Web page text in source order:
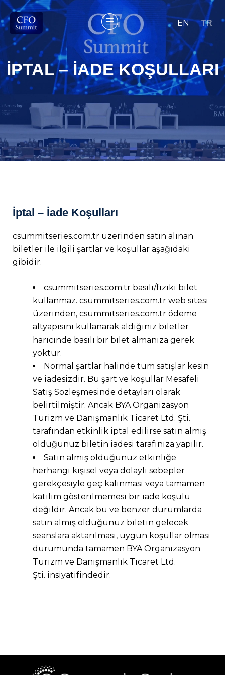
EN TR
İPTAL – İADE KOŞULLARI
İptal – İade Koşulları
csummitseries.com.tr üzerinden satın alınan
biletler ile ilgili şartlar ve koşullar aşağıdaki
gibidir.
csummitseries.com.tr basılı/fiziki bilet
kullanmaz. csummitseries.com.tr web sitesi
üzerinden, csummitseries.com.tr ödeme
altyapısını kullanarak aldığınız biletler
haricinde basılı bir bilet almanıza gerek
yoktur.
Normal şartlar halinde tüm satışlar kesin
ve iadesizdir. Bu şart ve koşullar Mesafeli
Satış Sözleşmesinde detayları olarak
belirtilmiştir. Ancak BYA Organizasyon
Turizm ve Danışmanlık Ticaret Ltd. Şti.
tarafından etkinlik iptal edilirse satın almış
olduğunuz biletin iadesi tarafınıza yapılır.
Satın almış olduğunuz etkinliğe
herhangi kişisel veya dolaylı sebepler
gerekçesiyle geç kalınması veya tamamen
katılım gösterilmemesi bir iade koşulu
değildir. Ancak bu ve benzer durumlarda
satın almış olduğunuz biletin gelecek
seanslara aktarılması, uygun koşullar olması
durumunda tamamen BYA Organizasyon
Turizm ve Danışmanlık Ticaret Ltd.
Şti. insiyatifindedir.